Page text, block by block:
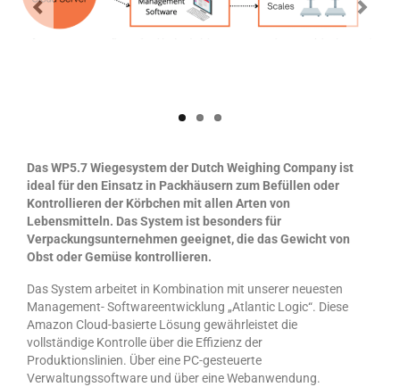
DWC5.7 – Positief wegen
Complete weeglijnen
Accessoires & Maatwerk
Software
Atlantic Logic
Cloud Software – Panorama
Over DWC
Das WP5.7Wiegesystem der Dutch Weighing Company ist
ideal für den Einsatz in Packhäusern zum Befüllen oder
Kontrollieren der Körbchen mit allen Arten von
Lebensmitteln. Das System ist besonders für
Verpackungsunternehmen geeignet, die das Gewicht von
Obst oder Gemüse kontrollieren.
Das System arbeitet in Kombination mit unserer neuesten
Management- Softwareentwicklung „Atlantic Logic“. Diese
Amazon Cloud-basierte Lösung gewährleistet die
vollständige Kontrolle über die Effizienz der
Produktionslinien. Über eine PC-gesteuerte
Verwaltungssoftware und über eine Webanwendung.